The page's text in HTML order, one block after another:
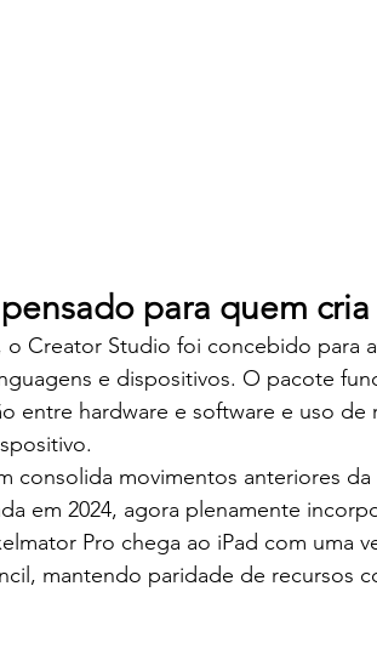
para quem
o Creator Studio foi concebido para
e dispositivos. O pacote
entre hardware e software e uso
consolida movimentos anteriores
em 2024, agora plenamente
Pro chega ao iPad com uma
mantendo paridade de recursos